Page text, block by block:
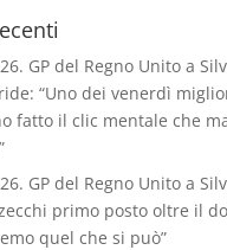
GP del Regno Unito a
“Uno dei venerdì
fatto il clic mentale che
GP del Regno Unito a
primo posto oltre il
quel che si può”